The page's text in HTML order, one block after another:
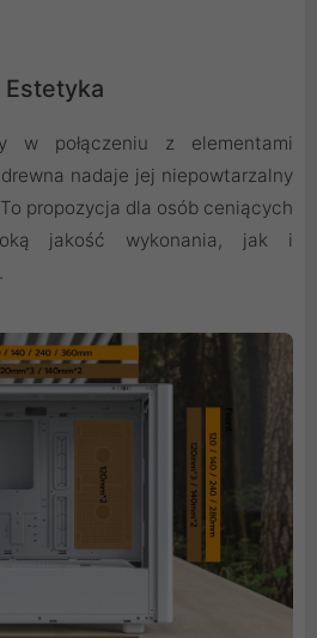
w połączeniu z elementami
nadaje jej niepowtarzalny
propozycja dla osób ceniących
jakość wykonania, jak i